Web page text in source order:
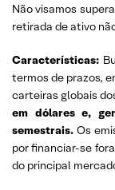
Não visamos
retirada de ativo
Características:
termos de prazos,
carteiras globais
em dólares e,
semestrais. Os
por financiar-se
do principal